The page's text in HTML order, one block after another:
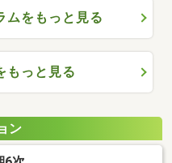
ムをもっと見る
もっと見る
ン